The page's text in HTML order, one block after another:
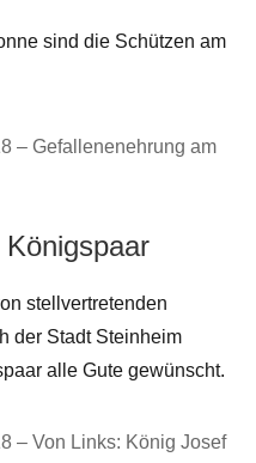
sind die Schützen am
– Gefallenenehrung am
stellvertretenden
der Stadt Steinheim
alle Gute gewünscht.
– Von Links: König Josef